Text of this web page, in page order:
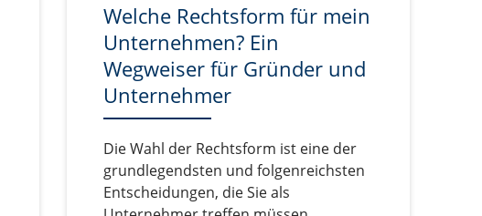
Welche Rechtsform für mein
Unternehmen? Ein
Wegweiser für Gründer und
Unternehmer
Die Wahl der Rechtsform ist eine der
grundlegendsten und folgenreichsten
Entscheidungen, die Sie als